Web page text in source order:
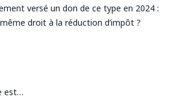
versé un don de ce type en 2024 :
droit à la réduction d’impôt ?
est…